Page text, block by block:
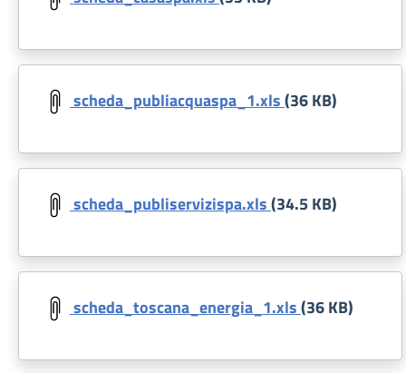
Document
scheda_publiacquaspa_1.xls(36 KB)
Document
scheda_publiservizispa.xls(34.5 KB)
Document
scheda_toscana_energia_1.xls(36 KB)